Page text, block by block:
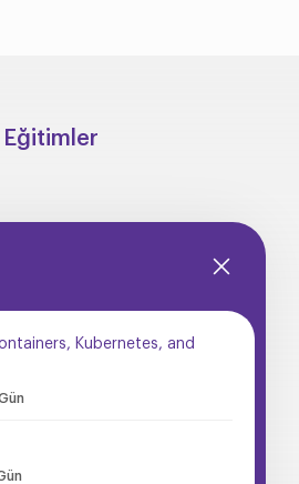
Eğitimler
Kubernetes, and